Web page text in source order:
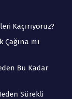
Kaçırıyoruz?
Çağına mı
Bu Kadar
Sürekli